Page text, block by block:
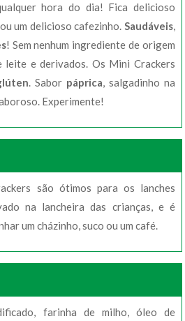
hora do dia! Fica delicioso
um delicioso cafezinho. Saudáveis,
! Sem nenhum ingrediente de origem
leite e derivados. Os Mini Crackers
. Sabor páprica, salgadinho na
Experimente!
são ótimos para os lanches
na lancheira das crianças, e é
um cházinho, suco ou um café.
farinha de milho, óleo de